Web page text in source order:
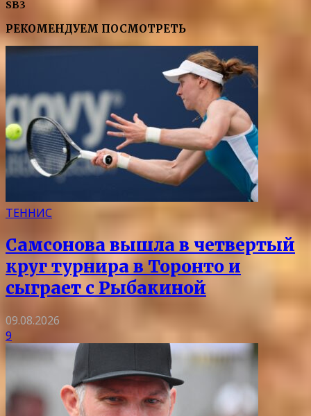
SB3
РЕКОМЕНДУЕМ ПОСМОТРЕТЬ
ТЕННИС
Самсонова вышла в четвертый
круг турнира в Торонто и
сыграет с Рыбакиной
09.08.2026
9